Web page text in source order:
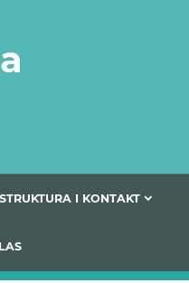
TEIKIMO KANALAS